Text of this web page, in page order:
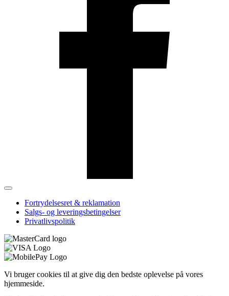
Fortrydelsesret & reklamation
Salgs- og leveringsbetingelser
Privatlivspolitik
Vi bruger cookies til at give dig den bedste oplevelse på vores
hjemmeside.